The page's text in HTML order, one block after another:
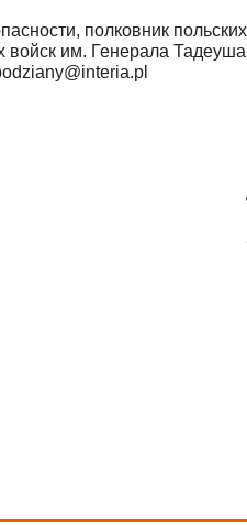
полковник
им. Генерала